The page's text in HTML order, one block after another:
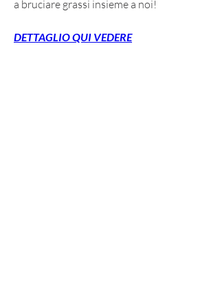
a bruciare grassi insieme a noi!
DETTAGLIO QUI VEDERE